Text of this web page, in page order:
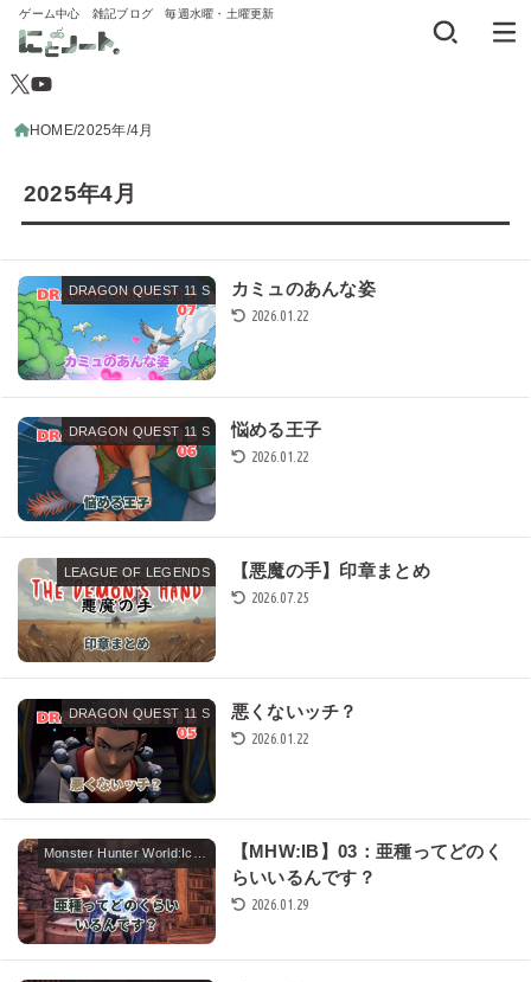
ゲーム中心 雑記ブログ 毎週水曜・土曜更新
HOME 2025年 4月
2025年4月
DRAGON QUEST 11 S カミュのあんな姿
2026.01.22
DRAGON QUEST 11 S 悩める王子
2026.01.22
LEAGUE OF LEGENDS 【悪魔の手】印章まとめ
2026.07.25
DRAGON QUEST 11 S 悪くないッチ？
2026.01.22
Monster Hunter World:Iceborne
【MHW:IB】03：亜種ってどのく
らいいるんです？
2026.01.29